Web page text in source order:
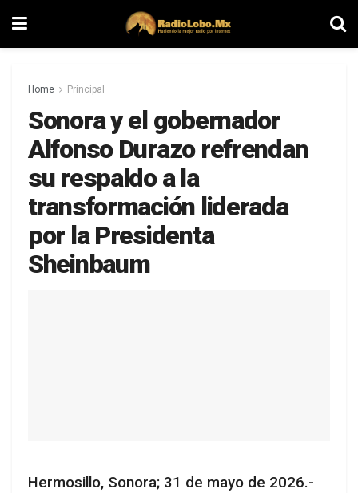
Home Principal
Sonora y el gobernador
Alfonso Durazo refrendan
su respaldo a la
transformación liderada
por la Presidenta
Sheinbaum
Hermosillo, Sonora; 31 de mayo de 2026.-